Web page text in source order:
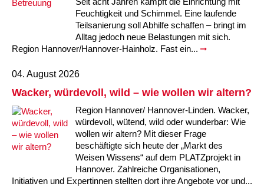
Kindertagesstätte Klaus-Müller-Kilian-Weg /
“Mäuseburg” / Familienzentrum
Kindertagesstätte Langes Feld “Deisterspatzen”
Kindertagesstätte Moorlilienweg /
Familienzentrum
Kindertagesstätte Petermannstraße /
Familienzentrum
Kindertagesstätte Pfarrlandplatz
Kindertagesstätte Hiltrud-Grote-Weg
Kindertagesstätte Johannes-Lau-Hof
Kindertagesstätte Kapellenbrink /
Familienzentrum
Kindertagesstätte Klaus-Müller-Kilian-Weg /
“Mäuseburg” / Familienzentrum
Kindertagesstätte König-Ludwig-Straße
Feuchtigkeit und Schimmel. Eine laufende
Teilsanierung soll Abhilfe schaffen – bringt im
Alltag jedoch neue Belastungen mit sich.
Region Hannover/Hannover-Hainholz. Fast ein...
04. August 2026
Wacker, würdevoll, wild – wie wollen wir altern?
Region Hannover/ Hannover-Linden. Wacker,
würdevoll, wütend, wild oder wunderbar: Wie
wollen wir altern? Mit dieser Frage
beschäftigte sich heute der „Markt des
Weisen Wissens“ auf dem PLATZprojekt in
Hannover. Zahlreiche Organisationen,
Initiativen und Expertinnen stellten dort ihre Angebote vor und...